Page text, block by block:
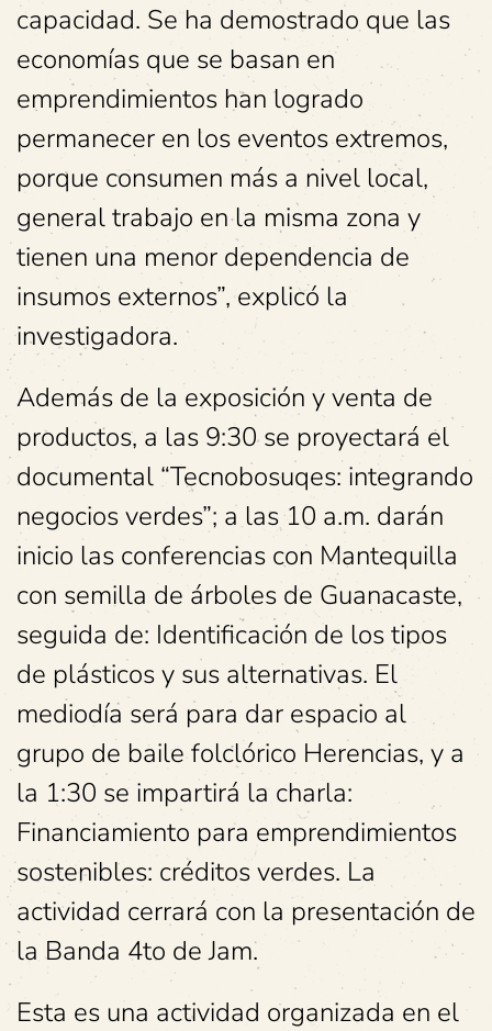
capacidad. Se ha demostrado que las
economías que se basan en
emprendimientos han logrado
permanecer en los eventos extremos,
porque consumen más a nivel local,
general trabajo en la misma zona y
tienen una menor dependencia de
insumos externos”, explicó la
investigadora.
Además de la exposición y venta de
productos, a las 9:30 se proyectará el
documental “Tecnobosuqes: integrando
negocios verdes”; a las 10 a.m. darán
inicio las conferencias con Mantequilla
con semilla de árboles de Guanacaste,
seguida de: Identificación de los tipos
de plásticos y sus alternativas. El
mediodía será para dar espacio al
grupo de baile folclórico Herencias, y a
la 1:30 se impartirá la charla:
Financiamiento para emprendimientos
sostenibles: créditos verdes. La
actividad cerrará con la presentación de
la Banda 4to de Jam.
Esta es una actividad organizada en el